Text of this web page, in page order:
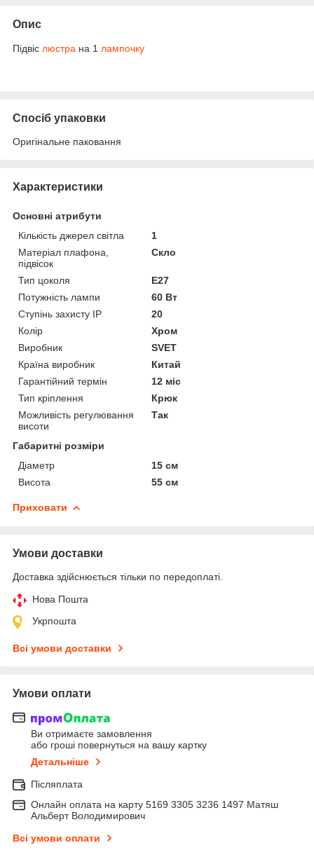
Опис
Підвіс люстра на 1 лампочку
Спосіб упаковки
Оригінальне паковання
Характеристики
Основні атрибути
Кількість джерел світла
1
Матеріал плафона,
підвісок
Скло
Тип цоколя
E27
Потужність лампи
60 Вт
Ступінь захисту IP
20
Колір
Хром
Виробник
SVET
Країна виробник
Китай
Гарантійний термін
12 міс
Тип кріплення
Крюк
Можливість регулювання
висоти
Так
Габаритні розміри
Діаметр
15 см
Висота
55 см
Приховати
Умови доставки
Доставка здійснюється тільки по передоплаті.
Нова Пошта
Укрпошта
Всі умови доставки
Умови оплати
Ви отримаєте замовлення
або гроші повернуться на вашу картку
Детальніше
Післяплата
Онлайн оплата на карту 5169 3305 3236 1497 Матяш
Альберт Володимирович
Всі умови оплати